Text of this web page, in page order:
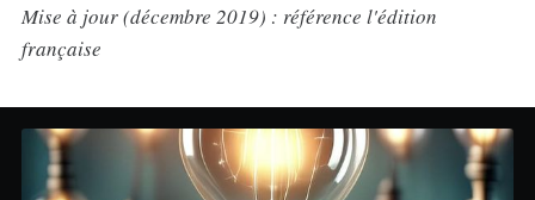
Mise à jour (décembre 2019) : référence l'édition
française